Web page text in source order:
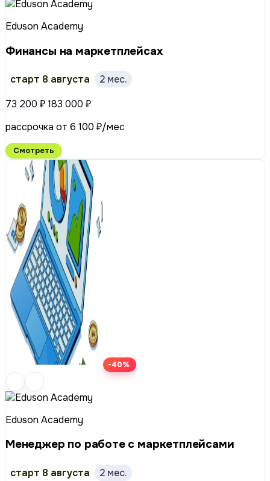
Eduson Academy
Финансы на маркетплейсах
старт 8 августа
2 мес.
73 200 ₽183 000 ₽
рассрочка от 6 100 ₽/мес
Смотреть
-40%
Eduson Academy
Менеджер по работе с маркетплейсами
старт 8 августа
2 мес.